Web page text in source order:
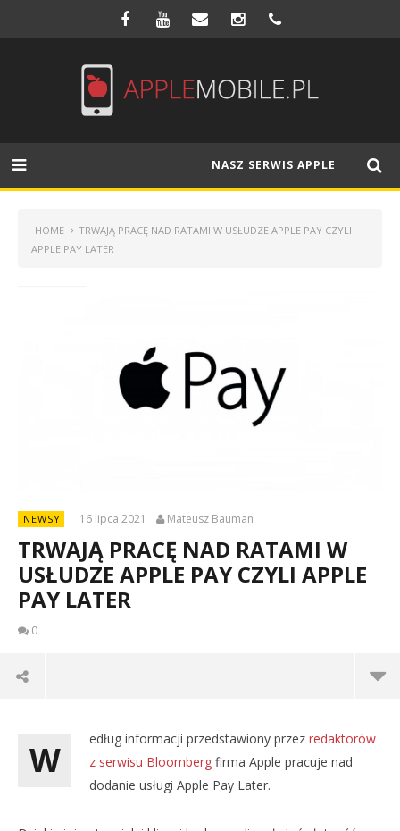
NASZ SERWIS APPLE
HOME
TRWAJĄ PRACĘ NAD RATAMI W USŁUDZE APPLE PAY CZYLI
APPLE PAY LATER
NEWSY 16 lipca 2021 Mateusz Bauman
TRWAJĄ PRACĘ NAD RATAMI W
USŁUDZE APPLE PAY CZYLI APPLE
PAY LATER
0
W edług informacji przedstawiony przez redaktorów
z serwisu Bloomberg firma Apple pracuje nad
dodanie usługi Apple Pay Later.